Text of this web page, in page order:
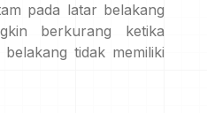
pada latar belakang
berkurang ketika
tidak memiliki